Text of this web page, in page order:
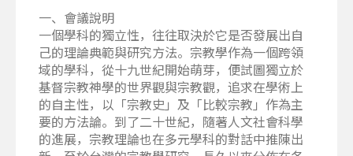
一、會議說明
一個學科的獨立性，往往取決於它是否發展出自
己的理論典範與研究方法。宗教學作為一個跨領
域的學科，從十九世紀開始萌芽，便試圖獨立於
基督宗教神學的世界觀與宗教觀，追求在學術上
的自主性，以「宗教史」及「比較宗教」作為主
要的方法論。到了二十世紀，隨著人文社會科學
的進展，宗教理論也在多元學科的對話中推陳出